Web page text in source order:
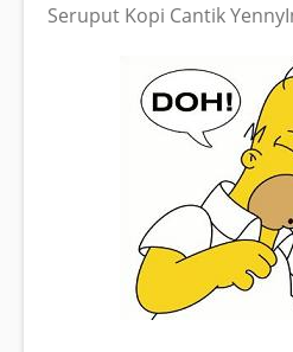
Seruput Kopi Cantik